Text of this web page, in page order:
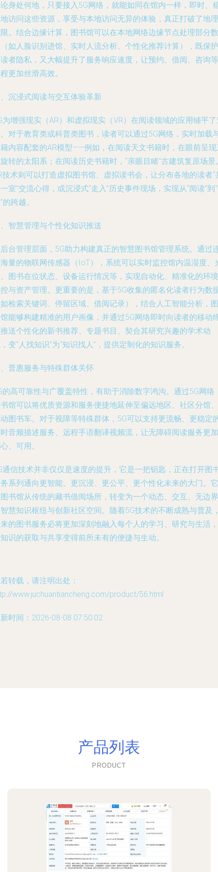
身处何地，只要接入5G网络，就能如同在馆内一样，即时、
访问这些资源，享受与本地访问无异的体验，真正打破了地理
。结合边缘计算，图书馆可以在本地网络边缘节点处理部分数
如人脸识别进馆、实时人流分析、个性化推荐计算），既保护
者隐私，又大幅提升了服务响应速度，让预约、借阅、咨询等
更加丝滑高效。
沉浸式阅读与交互体验革新
为增强现实（AR）和虚拟现实（VR）在阅读领域的应用铺平
对于教育类或科普类图书，读者可以通过5G网络，实时加载
内容配套的AR模型——例如，在阅读天文书籍时，在眼前呈
转的太阳系；在阅读历史书籍时，“亲眼目睹”古建筑复原场景
技术则可以打造虚拟图书馆、虚拟读书会，让分布各地的读者“
室”交流心得，或沉浸式“走入”历史事件现场，实现从“阅读”到
的跨越。
智慧管理与个性化知识推送
台管理层面，5G助力构建真正的智慧图书馆管理系统。通过
量的物联网传感器（IoT），系统可以实时监控馆内温湿度、
图书在位状态、设备运行情况等，实现自动化、精准化的环境
与资产管理。更重要的是，基于5G收集的匿名化读者行为数
检索关键词、停留区域、借阅记录），结合人工智能分析，图
能够构建精准的用户画像，并通过5G网络即时向读者的移动
送个性化的新书推荐、专题书目、契合其研究兴趣的学术动
变“人找知识”为“知识找人”，提供定制化的知识服务。
普惠服务与特殊群体关怀
的高可靠性与广覆盖特性，有助于消除数字鸿沟。通过5G网络
馆可以将优质资源和服务便捷地延伸至偏远地区、社区分馆、
图书车。对于视障等特殊群体，5G可以支持更流畅、更稳定
音频描述服务、远程手语翻译视频流，让无障碍阅读服务更加
、可用。
通信技术并非仅仅是速度的提升，它是一把钥匙，正在打开图
系列通向更智能、更沉浸、更公平、更个性化未来的大门。它
书馆从传统的藏书借阅场所，转变为一个动态、交互、无边界
慧知识枢纽与创新社区空间。随着5G技术的不断成熟与普及
的图书服务必将更加深刻地融入每个人的学习、研究与生活，
识的获取与共享变得前所未有的便捷与生动。
转载，请注明出处：
www.juchuantiancheng.com/product/56.html
时间：2026-08-08 07:50:02
产品列表
PRODUCT